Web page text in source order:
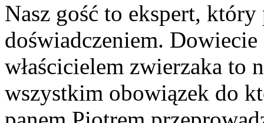
Nasz gość to ekspert,
doświadczeniem.
właścicielem zwierzaka to
wszystkim obowiązek do